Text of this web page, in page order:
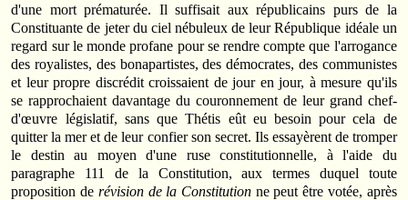
d'une mort prématurée. Il suffisait aux républicains purs de la
Constituante de jeter du ciel nébuleux de leur République idéale un
regard sur le monde profane pour se rendre compte que l'arrogance
des royalistes, des bonapartistes, des démocrates, des communistes
et leur propre discrédit croissaient de jour en jour, à mesure qu'ils
se rapprochaient davantage du couronnement de leur grand chef-
d'œuvre législatif, sans que Thétis eût eu besoin pour cela de
quitter la mer et de leur confier son secret. Ils essayèrent de tromper
le destin au moyen d'une ruse constitutionnelle, à l'aide du
paragraphe 111 de la Constitution, aux termes duquel toute
proposition de révision de la Constitution ne peut être votée, après